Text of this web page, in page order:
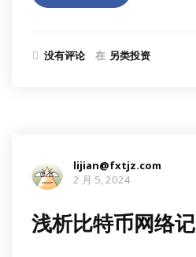
没有评论 在 另类投资
lijian@fxtjz.com
2 月 5, 2024
浅析比特币网络